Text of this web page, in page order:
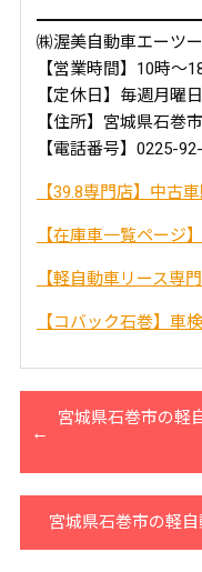
㈱渥美自動車エーツー
【営業時間】10時～
【定休日】毎週月曜日
【住所】宮城県石巻
【電話番号】0225-
【39.8専門店】中古
【在庫車一覧ページ】
【軽自動車リース専
【コバック石巻】車
宮城県石巻市の軽
宮城県石巻市の軽